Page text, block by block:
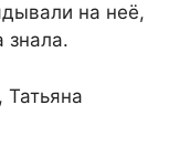
на неё,
знала.